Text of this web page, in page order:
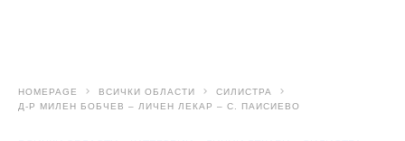
HOMEPAGE ВСИЧКИ ОБЛАСТИ
СИЛИСТРА
Д-Р МИЛЕН БОБЧЕВ – ЛИЧЕН ЛЕКАР – С. ПАИСИЕВО